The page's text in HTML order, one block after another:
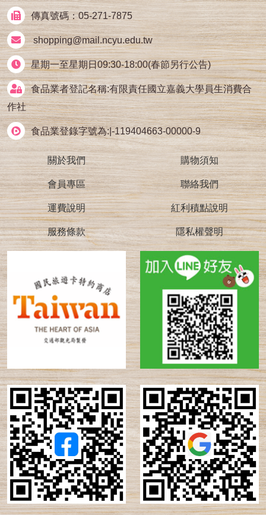
傳真號碼：05-271-7875
shopping@mail.ncyu.edu.tw
星期一至星期日09:30-18:00(春節另行公告)
食品業者登記名稱:有限責任國立嘉義大學員生消費合
作社
食品業登錄字號為:|-119404663-00000-9
關於我們 購物須知
會員專區 聯絡我們
運費說明 紅利積點說明
服務條款 隱私權聲明